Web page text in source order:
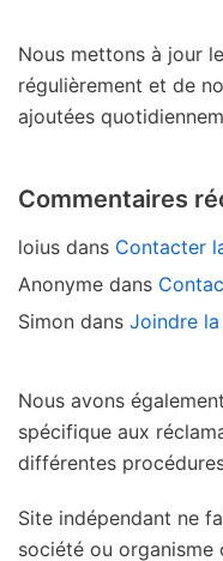
Nous mettons à jour
régulièrement et de
ajoutées
Commentaires
loius dans Contacter
Anonyme dans
Simon dans Joindre
Nous avons
spécifique aux
différentes
Site indépendant ne
société ou